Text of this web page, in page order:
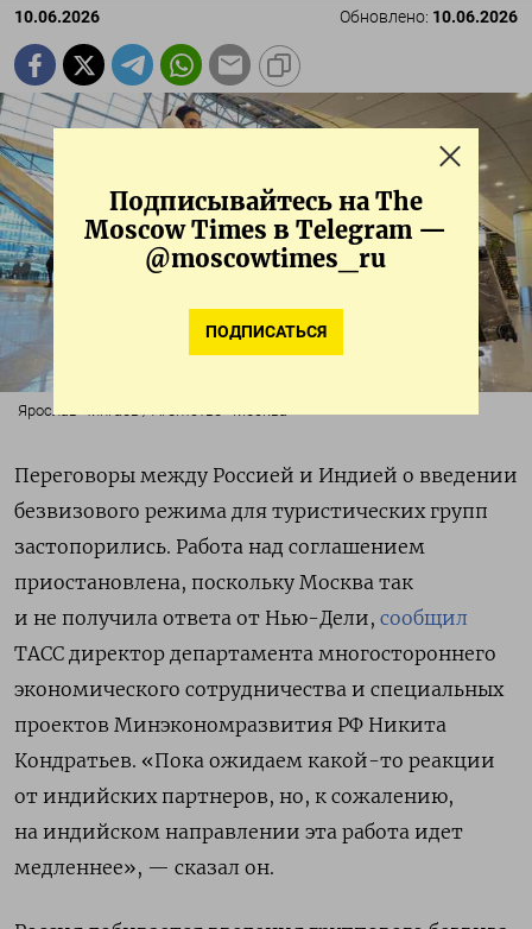
Подписывайтесь на The
Moscow Times в Telegram —
@moscowtimes_ru
ПОДПИСАТЬСЯ
10.06.2026 Обновлено: 10.06.2026
Ярослав Чингаев / Агентство «Москва»
Переговоры между Россией и Индией о введении
безвизового режима для туристических групп
застопорились. Работа над соглашением
приостановлена, поскольку Москва так
и не получила ответа от Нью-Дели, сообщил
ТАСС директор департамента многостороннего
экономического сотрудничества и специальных
проектов Минэкономразвития РФ Никита
Кондратьев. «Пока ожидаем какой-то реакции
от индийских партнеров, но, к сожалению,
на индийском направлении эта работа идет
медленнее», — сказал он.